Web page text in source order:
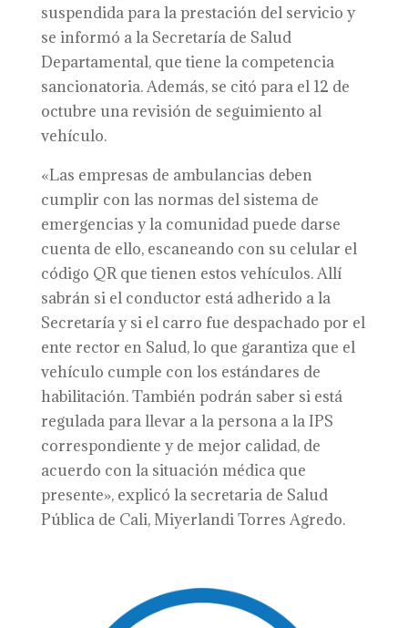
suspendida para la prestación del servicio y
se informó a la Secretaría de Salud
Departamental, que tiene la competencia
sancionatoria. Además, se citó para el 12 de
octubre una revisión de seguimiento al
vehículo.
«Las empresas de ambulancias deben
cumplir con las normas del sistema de
emergencias y la comunidad puede darse
cuenta de ello, escaneando con su celular el
código QR que tienen estos vehículos. Allí
sabrán si el conductor está adherido a la
Secretaría y si el carro fue despachado por el
ente rector en Salud, lo que garantiza que el
vehículo cumple con los estándares de
habilitación. También podrán saber si está
regulada para llevar a la persona a la IPS
correspondiente y de mejor calidad, de
acuerdo con la situación médica que
presente», explicó la secretaria de Salud
Pública de Cali, Miyerlandi Torres Agredo.